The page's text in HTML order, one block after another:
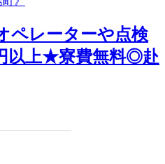
ペレーターや点検
以上★寮費無料◎赴